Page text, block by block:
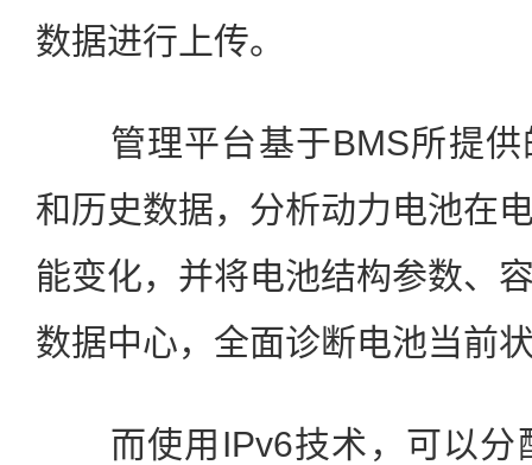
数据进行上传。
管理平台基于BMS所提供
和历史数据，分析动力电池在
能变化，并将电池结构参数、
数据中心，全面诊断电池当前
而使用IPv6技术，可以分